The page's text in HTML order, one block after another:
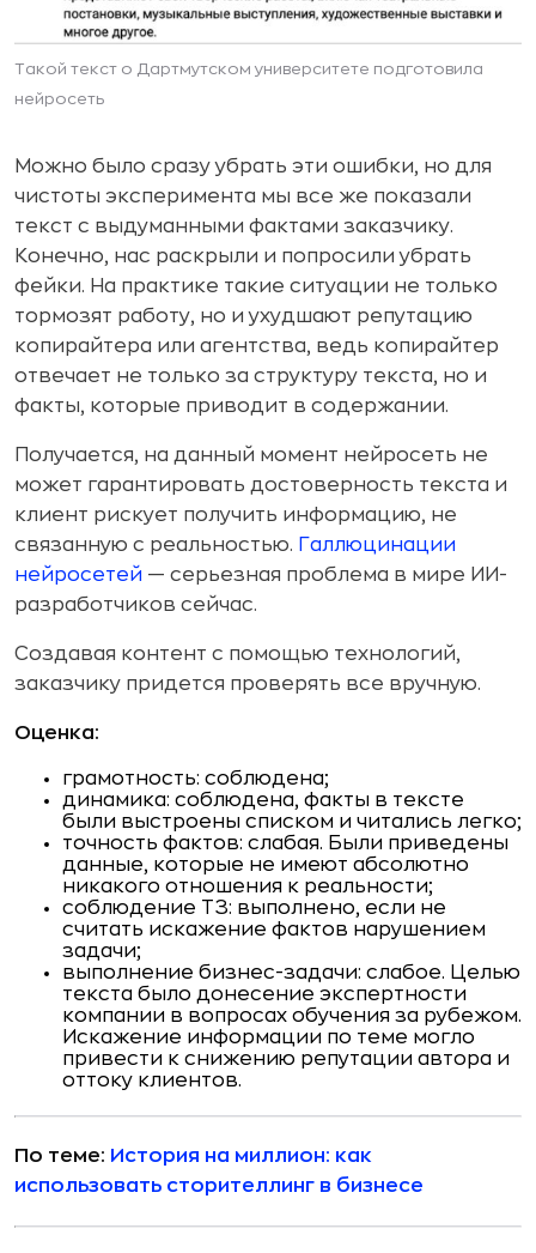
Такой текст о Дартмутском университете подготовила
нейросеть
Можно было сразу убрать эти ошибки, но для
чистоты эксперимента мы все же показали
текст с выдуманными фактами заказчику.
Конечно, нас раскрыли и попросили убрать
фейки. На практике такие ситуации не только
тормозят работу, но и ухудшают репутацию
копирайтера или агентства, ведь копирайтер
отвечает не только за структуру текста, но и
факты, которые приводит в содержании.
Получается, на данный момент нейросеть не
может гарантировать достоверность текста и
клиент рискует получить информацию, не
связанную с реальностью. Галлюцинации
нейросетей — серьезная проблема в мире ИИ-
разработчиков сейчас.
Создавая контент с помощью технологий,
заказчику придется проверять все вручную.
Оценка:
грамотность: соблюдена;
динамика: соблюдена, факты в тексте
были выстроены списком и читались легко;
точность фактов: слабая. Были приведены
данные, которые не имеют абсолютно
никакого отношения к реальности;
соблюдение ТЗ: выполнено, если не
считать искажение фактов нарушением
задачи;
выполнение бизнес-задачи: слабое. Целью
текста было донесение экспертности
компании в вопросах обучения за рубежом.
Искажение информации по теме могло
привести к снижению репутации автора и
оттоку клиентов.
По теме: История на миллион: как
использовать сторителлинг в бизнесе